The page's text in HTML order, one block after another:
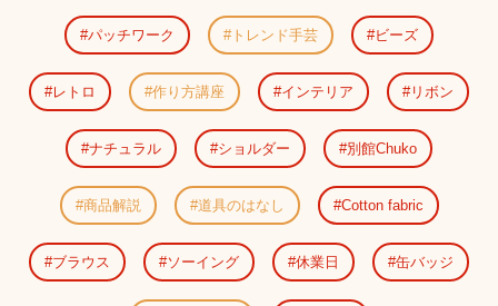
パッチワーク トレンド手芸 ビーズ
レトロ 作り方講座 インテリア リボン
ナチュラル ショルダー 別館Chuko
商品解説 道具のはなし Cotton fabric
ブラウス ソーイング 休業日 缶バッジ